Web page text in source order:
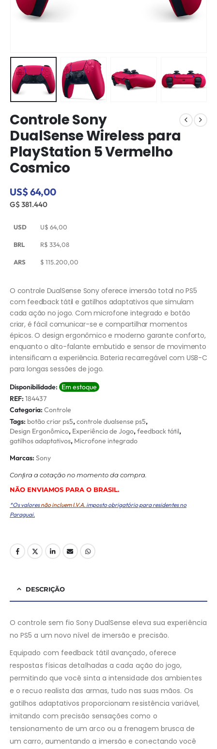
Controle Sony
DualSense Wireless para
PlayStation 5 Vermelho
Cosmico
US$ 64,00
G$ 381.440
USD U$ 64,00
BRL R$ 334,08
ARS $ 115.200,00
O controle DualSense Sony oferece imersão total no PS5
com feedback tátil e gatilhos adaptativos que simulam
cada ação no jogo. Com microfone integrado e botão
criar, é fácil comunicar-se e compartilhar momentos
épicos. O design ergonômico e moderno garante conforto,
enquanto o alto-falante embutido e sensor de movimento
intensificam a experiência. Bateria recarregável com USB-C
para longas sessões de jogo.
Disponibilidade: Em estoque
REF: 184437
Categoria: Controle
Tags: botão criar ps5,controle dualsense ps5,
Design Ergonômico, Experiência de Jogo,feedback tátil,
gatilhos adaptativos, Microfone integrado
Marcas: Sony
Conﬁra a cotação no momento da compra.
NÃO ENVIAMOS PARA O BRASIL.
*Os valoresnão incluem I.V.A. imposto obrigatório para residentes no
Paraguai.
DESCRIÇÃO
O controle sem fio Sony DualSense eleva sua experiência
no PS5 a um novo nível de imersão e precisão.
Equipado com feedback tátil avançado, oferece
respostas físicas detalhadas a cada ação do jogo,
permitindo que você sinta a intensidade dos ambientes
e o recuo realista das armas, tudo nas suas mãos. Os
gatilhos adaptativos proporcionam resistência variável,
imitando com precisão sensações como o
tensionamento de um arco ou a frenagem brusca de
um carro, aumentando a imersão e conectando você